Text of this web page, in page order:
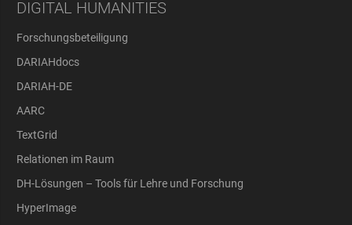
DIGITAL HUMANITIES
Forschungsbeteiligung
DARIAHdocs
DARIAH-DE
AARC
TextGrid
Relationen im Raum
DH-Lösungen – Tools für Lehre und Forschung
HyperImage